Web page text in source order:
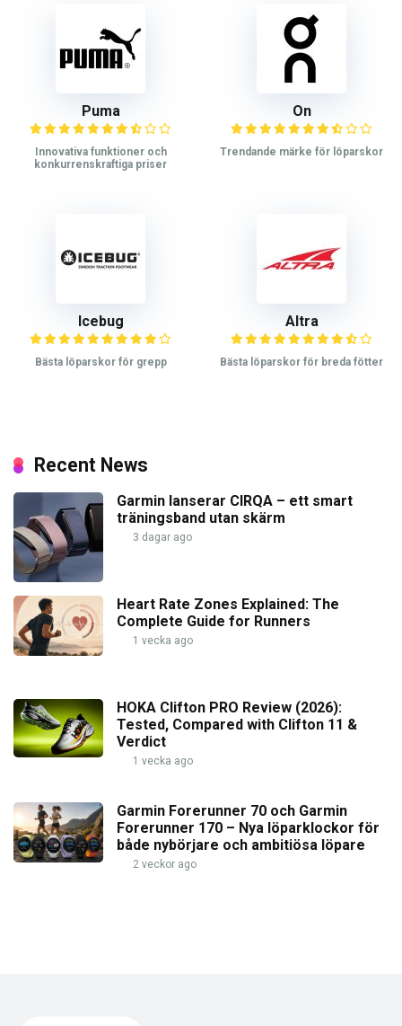
Puma
Innovativa funktioner och
konkurrenskraftiga priser
On
Trendande märke för löparskor
Icebug
Bästa löparskor för grepp
Altra
Bästa löparskor för breda fötter
Recent News
Garmin lanserar CIRQA – ett smart
träningsband utan skärm
3 dagar ago
Heart Rate Zones Explained: The
Complete Guide for Runners
1 vecka ago
HOKA Clifton PRO Review (2026):
Tested, Compared with Clifton 11 &
Verdict
1 vecka ago
Garmin Forerunner 70 och Garmin
Forerunner 170 – Nya löparklockor för
både nybörjare och ambitiösa löpare
2 veckor ago